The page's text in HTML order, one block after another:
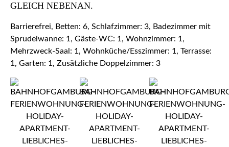
LEICH NEBENAN.
Barrierefrei, Betten: 6, Schlafzimmer: 3, Badezimmer mit
Sprudelwanne: 1, Gäste-WC: 1, Wohnzimmer: 1,
Mehrzweck-Saal: 1, Wohnküche/Esszimmer: 1, Terrasse:
1, Garten: 1, Zusätzliche Doppelzimmer: 3